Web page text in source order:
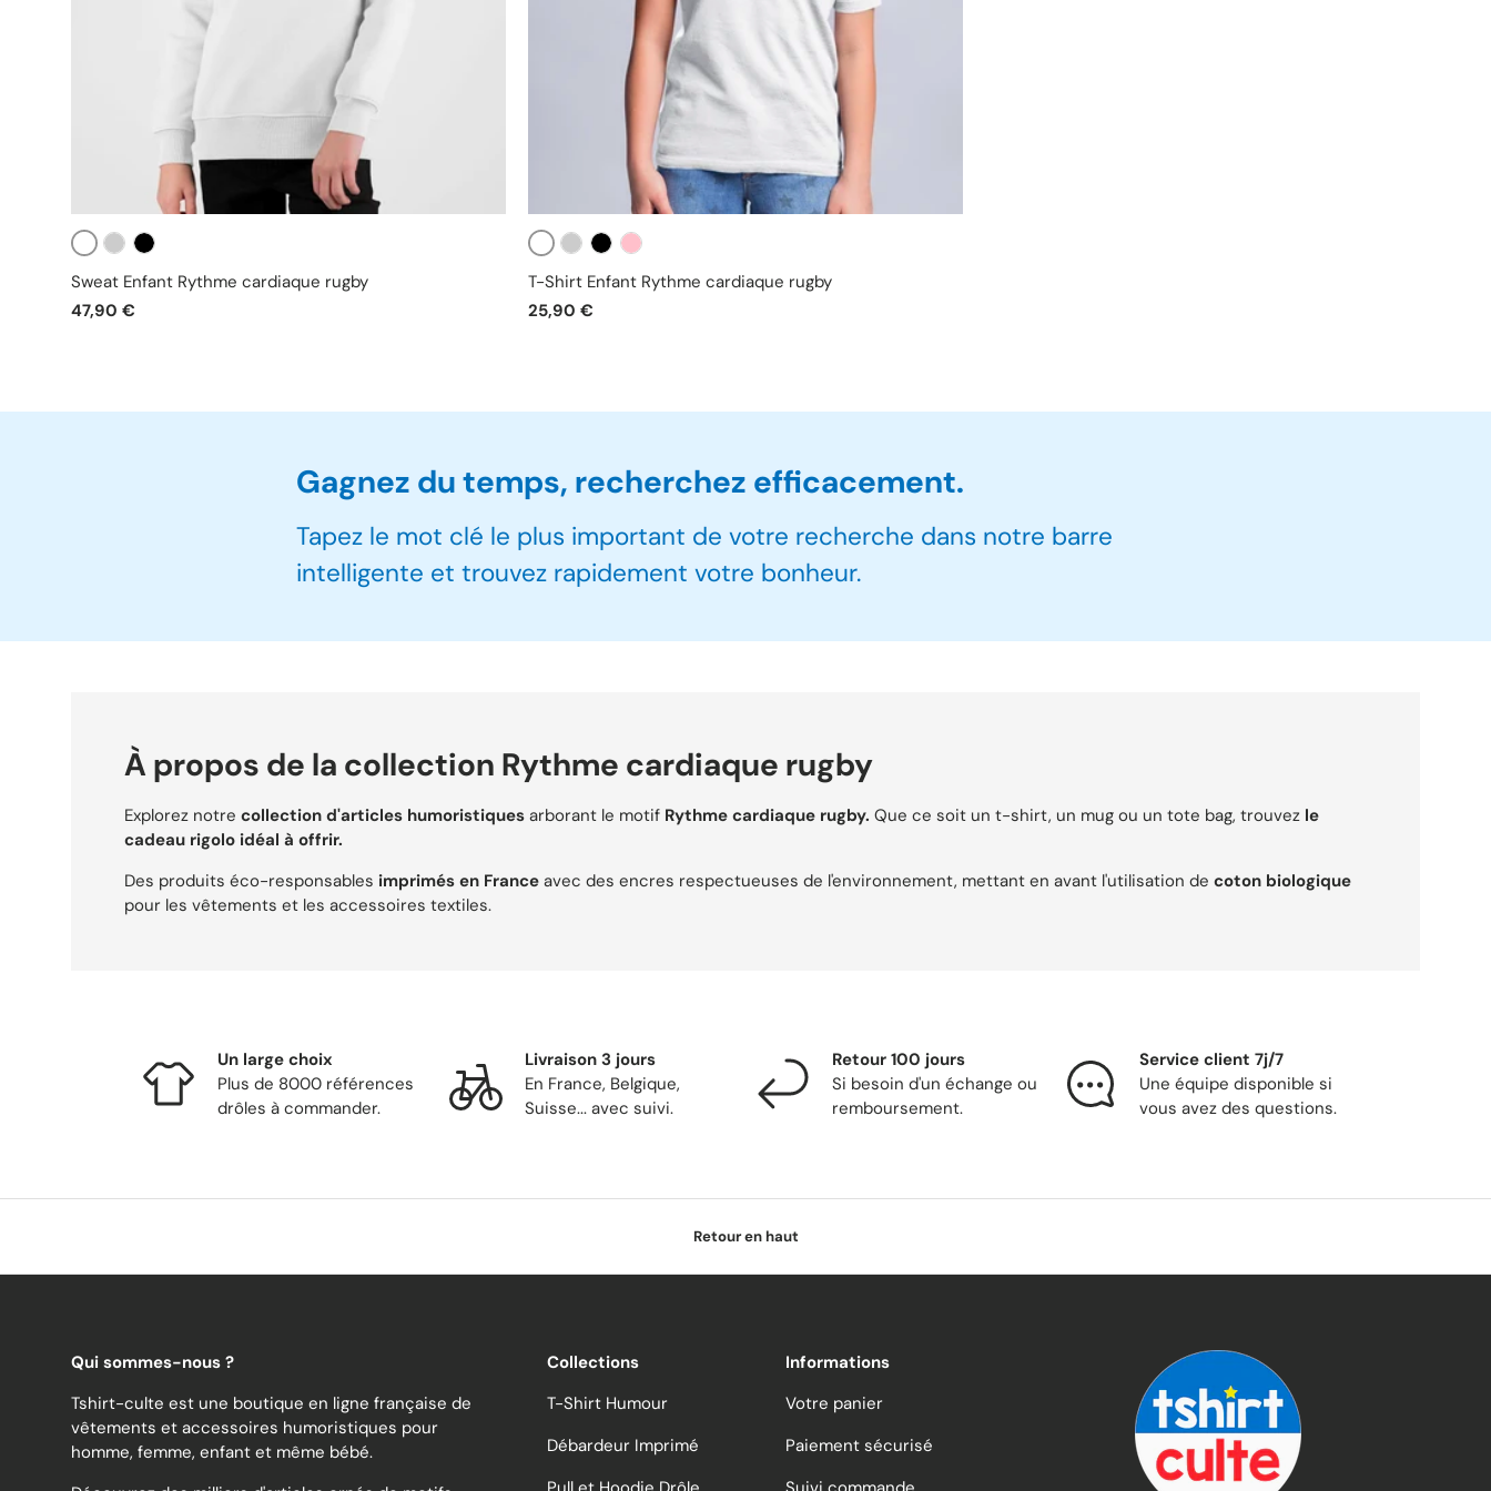
Blanc
Sweat Enfant Rythme cardiaque rugby
47,90 €
Blanc
T-Shirt Enfant Rythme cardiaque rugby
25,90 €
Gagnez du temps, recherchez efficacement.
Tapez le mot clé le plus important de votre recherche dans notre barre
intelligente et trouvez rapidement votre bonheur.
À propos de la collection Rythme cardiaque rugby
Explorez notre collection d'articles humoristiques arborant le motif Rythme cardiaque rugby. Que ce soit un t-shirt, un mug ou un tote bag, trouvez le
cadeau rigolo idéal à offrir.
Des produits éco-responsables imprimés en France avec des encres respectueuses de l'environnement, mettant en avant l'utilisation de coton biologique
pour les vêtements et les accessoires textiles.
Un large choix
Plus de 8000 références
drôles à commander.
Livraison 3 jours
En France, Belgique,
Suisse... avec suivi.
Retour 100 jours
Si besoin d'un échange ou
remboursement.
Service client 7j/7
Une équipe disponible si
vous avez des questions.
Retour en haut
Qui sommes-nous ?
Tshirt-culte est une boutique en ligne française de
vêtements et accessoires humoristiques pour
homme, femme, enfant et même bébé.
Collections
T-Shirt Humour
Débardeur Imprimé
Informations
Votre panier
Paiement sécurisé